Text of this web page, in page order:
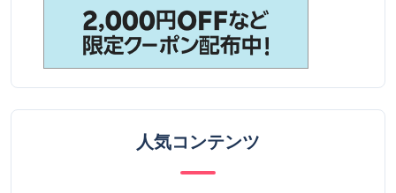
人気コンテンツ